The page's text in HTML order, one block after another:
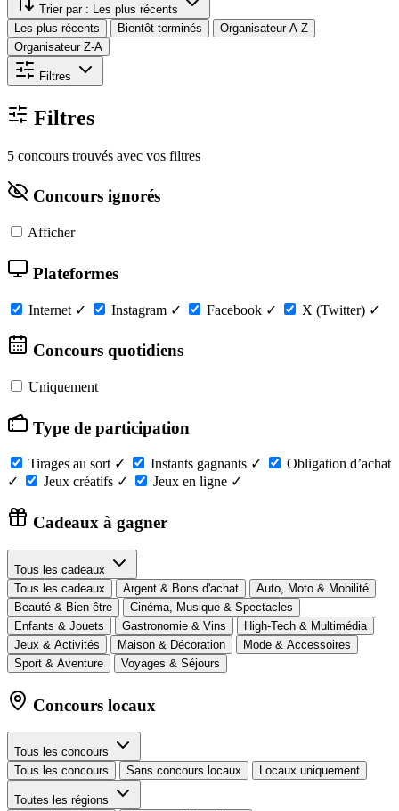
Trier par :
Les plus récents
Les plus récents
Bientôt terminés
Organisateur A-Z
Organisateur Z-A
Filtres
Filtres
5 concours trouvés avec vos filtres
Concours ignorés
Afficher
Plateformes
Internet ✓ Instagram ✓ Facebook ✓ X (Twitter) ✓
Concours quotidiens
Uniquement
Type de participation
Tirages au sort ✓ Instants gagnants ✓
Obligation d’achat
✓
Jeux créatifs ✓ Jeux en ligne ✓
Cadeaux à gagner
Tous les cadeaux
Tous les cadeaux
Argent & Bons d'achat
Auto, Moto & Mobilité
Beauté & Bien-être
Cinéma, Musique & Spectacles
Enfants & Jouets
Gastronomie & Vins
High-Tech & Multimédia
Jeux & Activités
Maison & Décoration
Mode & Accessoires
Sport & Aventure
Voyages & Séjours
Concours locaux
Tous les concours
Tous les concours
Sans concours locaux Locaux uniquement
Toutes les régions